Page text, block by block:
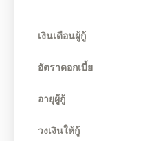
เงินเดือนผู้กู้
อัตราดอกเบี้ย
อายุผู้กู้
วงเงินให้กู้